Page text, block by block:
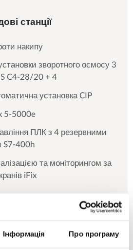
Інформація Про програму
станції
накипу
зворотного осмосу 3
C4-28/20 + 4
установка CIP
5-5000e
ПЛК з 4 резервними
S7-400h
та моніторингом за
iFix